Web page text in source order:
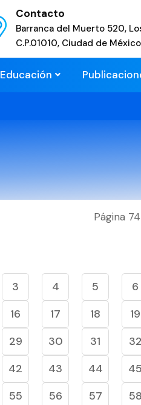
Contacto
Barranca del Muerto 520,
C.P.01010, Ciudad de
Educación
Página
3 4 5 6
16 17 18 19
29 30 31 32
42 43 44 45
55 56 57 58